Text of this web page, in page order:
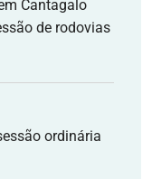
Cantagalo
de rodovias
ordinária